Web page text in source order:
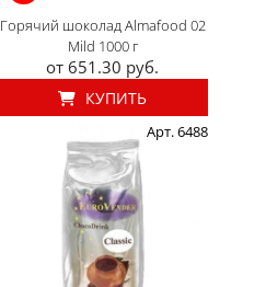
Горячий шоколад Almafood 02
Mild 1000 г
от 651.30 руб.
КУПИТЬ
Арт. 6488